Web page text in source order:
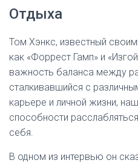
Отдыха
Том Хэнкс, известный
как «Форрест Гамп» и
важность баланса между
сталкивавшийся с
карьере и личной жизни,
способности
себя.
В одном из интервью он